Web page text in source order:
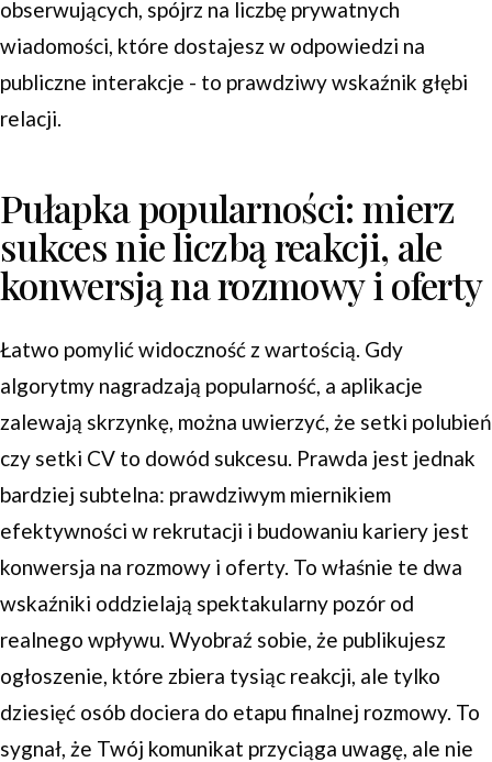
obserwujących, spójrz na liczbę prywatnych
wiadomości, które dostajesz w odpowiedzi na
publiczne interakcje - to prawdziwy wskaźnik głębi
relacji.
Pułapka popularności: mierz
sukces nie liczbą reakcji, ale
konwersją na rozmowy i oferty
Łatwo pomylić widoczność z wartością. Gdy
algorytmy nagradzają popularność, a aplikacje
zalewają skrzynkę, można uwierzyć, że setki polubień
czy setki CV to dowód sukcesu. Prawda jest jednak
bardziej subtelna: prawdziwym miernikiem
efektywności w rekrutacji i budowaniu kariery jest
konwersja na rozmowy i oferty. To właśnie te dwa
wskaźniki oddzielają spektakularny pozór od
realnego wpływu. Wyobraź sobie, że publikujesz
ogłoszenie, które zbiera tysiąc reakcji, ale tylko
dziesięć osób dociera do etapu finalnej rozmowy. To
sygnał, że Twój komunikat przyciąga uwagę, ale nie